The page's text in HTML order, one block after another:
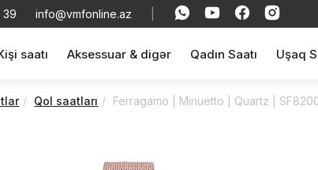
39 info@vmfonline.az
saatı Aksessuar & digər Qadın Saatı Uşaq
Qol saatları Ferragamo | Minuetto | Quartz |